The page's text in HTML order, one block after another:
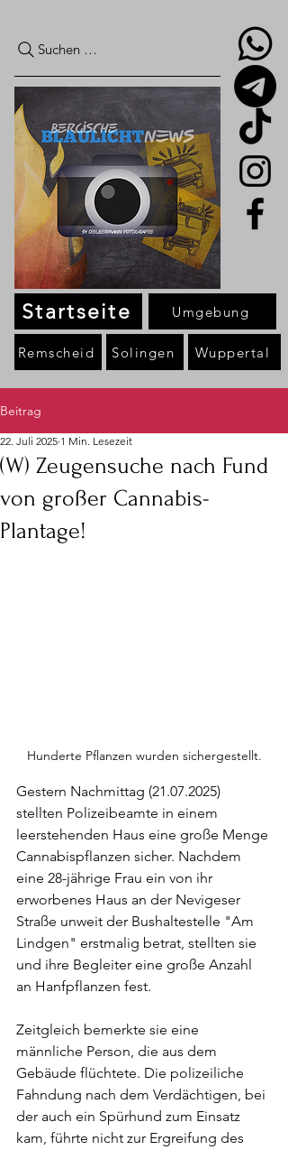
Suchen …
Startseite
Remscheid Solingen Wuppertal
Umgebung
Beitrag
(W) Zeugensuche nach Fund
von großer Cannabis-
Plantage!
22. Juli 2025 1 Min. Lesezeit
Hunderte Pflanzen wurden sichergestellt.
Gestern Nachmittag (21.07.2025)
stellten Polizeibeamte in einem
leerstehenden Haus eine große Menge
Cannabispflanzen sicher. Nachdem
eine 28-jährige Frau ein von ihr
erworbenes Haus an der Nevigeser
Straße unweit der Bushaltestelle "Am
Lindgen" erstmalig betrat, stellten sie
und ihre Begleiter eine große Anzahl
an Hanfpflanzen fest.
Zeitgleich bemerkte sie eine
männliche Person, die aus dem
Gebäude flüchtete. Die polizeiliche
Fahndung nach dem Verdächtigen, bei
der auch ein Spürhund zum Einsatz
kam, führte nicht zur Ergreifung des